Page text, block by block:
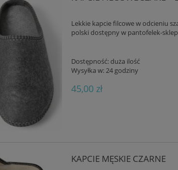
Lekkie kapcie filcowe w odcieniu
polski dostępny w pantofelek-
Dostępność: duża ilość
Wysyłka w:24 godziny
45,00 zł
KAPCIE MĘSKIE CZARNE